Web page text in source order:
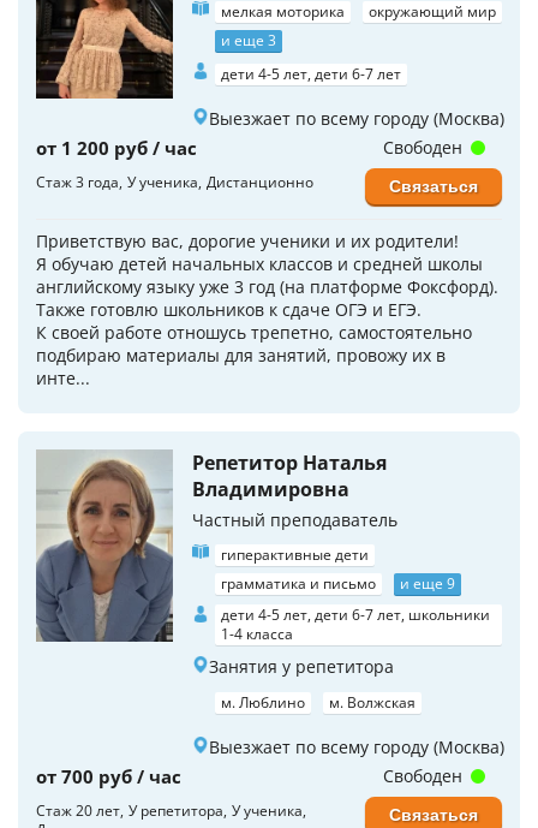
мелкая моторика
окружающий мир
и еще 3
дети 4-5 лет, дети 6-7 лет
Выезжает по всему городу (Москва)
от 1 200 руб / час
Стаж 3 года У ученика Дистанционно
Приветствую вас, дорогие ученики и их родители!
Я обучаю детей начальных классов и средней школы
английскому языку уже 3 год (на платформе Фоксфорд).
Также готовлю школьников к сдаче ОГЭ и ЕГЭ.
К своей работе отношусь трепетно, самостоятельно
подбираю материалы для занятий, провожу их в
инте...
Свободен
Связаться
Репетитор Наталья
Владимировна
Частный преподаватель
гиперактивные дети
грамматика и письмо
и еще 9
дети 4-5 лет, дети 6-7 лет, школьники
1-4 класса
Занятия у репетитора
м. Люблино м. Волжская
Выезжает по всему городу (Москва)
от 700 руб / час
Стаж 20 лет У репетитора У ученика
Свободен
Связаться